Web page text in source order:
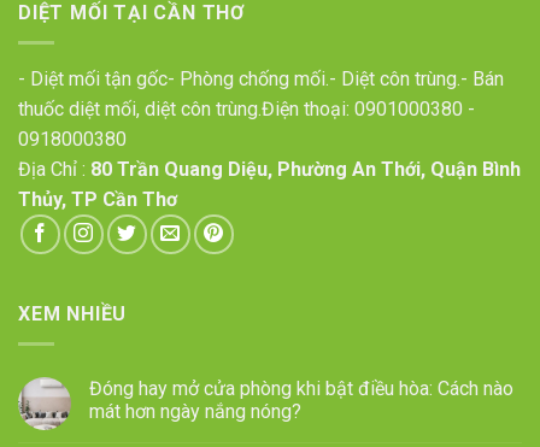
DIỆT MỐI TẠI CẦN THƠ
- Diệt mối tận gốc- Phòng chống mối.- Diệt côn trùng.- Bán
thuốc diệt mối, diệt côn trùng.Điện thoại: 0901000380 -
0918000380
Địa Chỉ : 80 Trần Quang Diệu, Phường An Thới, Quận Bình
Thủy, TP Cần Thơ
XEM NHIỀU
Đóng hay mở cửa phòng khi bật điều hòa: Cách nào
mát hơn ngày nắng nóng?